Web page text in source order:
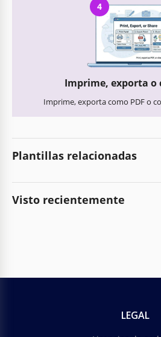
4
Imprime, exporta o
Imprime, exporta como PDF o
Plantillas relacionadas
Visto recientemente
LEGAL